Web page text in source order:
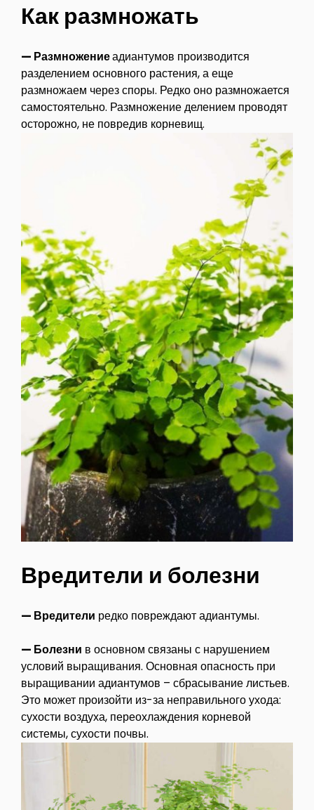
Как размножать
— Размножениеадиантумов производится
разделением основного растения, а еще
размножаем через споры. Редко оно размножается
самостоятельно. Размножение делением проводят
осторожно, не повредив корневищ.
Вредители и болезни
— Вредители редко повреждают адиантумы.
— Болезни в основном связаны с нарушением
условий выращивания. Основная опасность при
выращивании адиантумов – сбрасывание листьев.
Это может произойти из-за неправильного ухода:
сухости воздуха, переохлаждения корневой
системы, сухости почвы.